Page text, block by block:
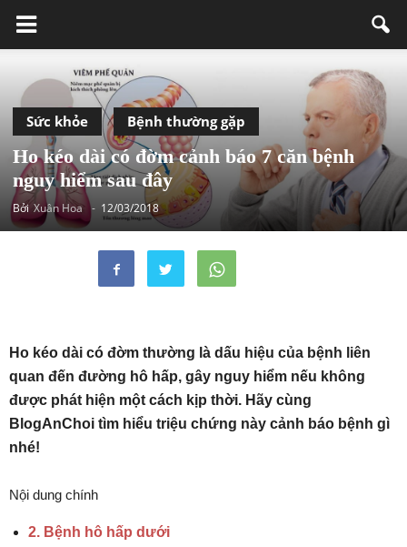
Sức khỏe Bệnh thường gặp
Ho kéo dài có đờm cảnh báo 7 căn bệnh
nguy hiểm sau đây
Bởi Xuân Hoa - 12/03/2018
Ho kéo dài có đờm thường là dấu hiệu của bệnh liên
quan đến đường hô hấp, gây nguy hiểm nếu không
được phát hiện một cách kịp thời. Hãy cùng
BlogAnChoi tìm hiểu triệu chứng này cảnh báo bệnh gì
nhé!
Nội dung chính
2. Bệnh hô hấp dưới